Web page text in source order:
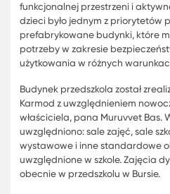
Stawiając ergonomię i
karmod konkurował w
zaawansowaną
funkcjonalnej przestrzeni i
dzieci było jednym z
prefabrykowane budynki,
potrzeby w zakresie
użytkowania w różnych